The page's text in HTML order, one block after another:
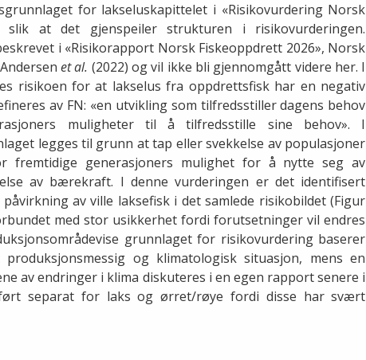
for lakseluskapittelet i «Risikovurdering Norsk
slik at det gjenspeiler strukturen i risikovurderingen.
i «Risikorapport Norsk Fiskeoppdrett 2026», Norsk
et al. (2022) og vil ikke bli gjennomgått videre her. I
risikoen for at lakselus fra oppdrettsfisk har en negativ
av FN: «en utvikling som tilfredsstiller dagens behov
muligheter til å tilfredsstille sine behov». I
legges til grunn at tap eller svekkelse av populasjoner
fremtidige generasjoners mulighet for å nytte seg av
av bærekraft. I denne vurderingen er det identifisert
av ville laksefisk i det samlede risikobildet (Figur
med stor usikkerhet fordi forutsetninger vil endres
grunnlaget for risikovurdering baserer
og klimatologisk situasjon, mens en
av endringer i klima diskuteres i en egen rapport senere i
separat for laks og ørret/røye fordi disse har svært